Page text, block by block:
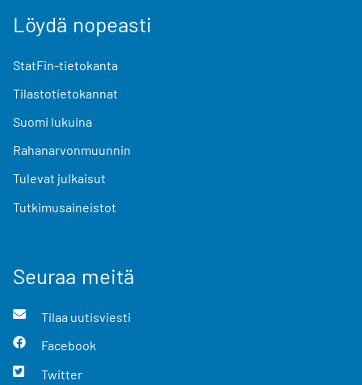
Löydä nopeasti
StatFin-tietokanta
Tilastotietokannat
Suomi lukuina
Rahanarvonmuunnin
Tulevat julkaisut
Tutkimusaineistot
Seuraa meitä
Tilaa uutisviesti
Facebook
Twitter